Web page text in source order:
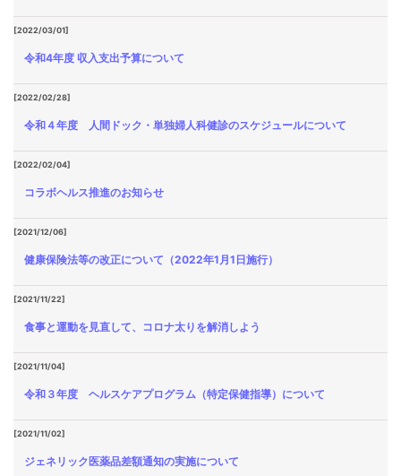
[2022/03/01]
令和4年度 収入支出予算について
[2022/02/28]
令和４年度 人間ドック・単独婦人科健診のスケジュールについて
[2022/02/04]
コラボヘルス推進のお知らせ
[2021/12/06]
健康保険法等の改正について（2022年1月1日施行）
[2021/11/22]
食事と運動を見直して、コロナ太りを解消しよう
[2021/11/04]
令和３年度 ヘルスケアプログラム（特定保健指導）について
[2021/11/02]
ジェネリック医薬品差額通知の実施について